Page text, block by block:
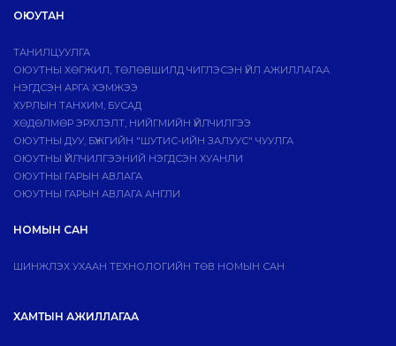
ОЮУТАН
ТАНИЛЦУУЛГА
ОЮУТНЫ ХӨГЖИЛ, ТӨЛӨВШИЛД ЧИГЛЭСЭН ҮЙЛ АЖИЛЛАГАА
НЭГДСЭН АРГА ХЭМЖЭЭ
ХУРЛЫН ТАНХИМ, БУСАД
ХӨДӨЛМӨР ЭРХЛЭЛТ, НИЙГМИЙН ҮЙЛЧИЛГЭЭ
ОЮУТНЫ ДУУ, БҮЖГИЙН "ШУТИС-ИЙН ЗАЛУУС" ЧУУЛГА
ОЮУТНЫ ҮЙЛЧИЛГЭЭНИЙ НЭГДСЭН ХУАНЛИ
ОЮУТНЫ ГАРЫН АВЛАГА
ОЮУТНЫ ГАРЫН АВЛАГА АНГЛИ
НОМЫН САН
ШИНЖЛЭХ УХААН ТЕХНОЛОГИЙН ТӨВ НОМЫН САН
ХАМТЫН АЖИЛЛАГАА